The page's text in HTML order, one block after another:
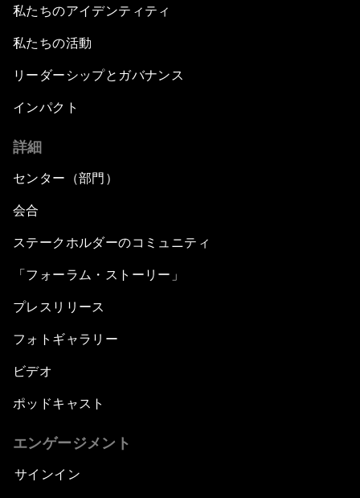
私たちのアイデンティティ
私たちの活動
リーダーシップとガバナンス
インパクト
詳細
センター（部門）
会合
ステークホルダーのコミュニティ
「フォーラム・ストーリー」
プレスリリース
フォトギャラリー
ビデオ
ポッドキャスト
エンゲージメント
サインイン